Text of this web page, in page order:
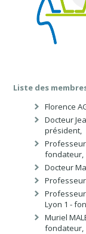
Liste des
Florence
Docteur
président,
Professeur
fondateur,
Docteur
Professeur
Professeur
Lyon 1 -
Muriel
fondateur,